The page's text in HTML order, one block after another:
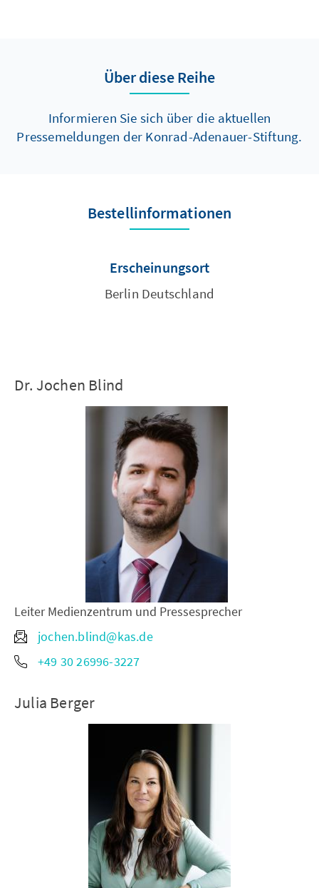
Über diese Reihe
Informieren Sie sich über die aktuellen
Pressemeldungen der Konrad-Adenauer-Stiftung.
Bestellinformationen
Erscheinungsort
Berlin Deutschland
Dr. Jochen Blind
Leiter Medienzentrum und Pressesprecher
jochen.blind@kas.de
+49 30 26996-3227
Julia Berger